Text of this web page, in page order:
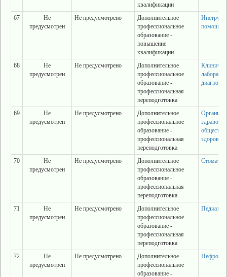
квалификации
67
Не
предусмотрен
Не предусмотрено
Дополнительное
профессиональное
образование -
повышение
квалификации
помощи
68
Не
предусмотрен
Не предусмотрено
Дополнительное
профессиональное
образование -
профессиональная
переподготовка
69
Не
предусмотрен
Не предусмотрено
Дополнительное
профессиональное
образование -
профессиональная
переподготовка
здоровье
70
Не
предусмотрен
Не предусмотрено
Дополнительное
профессиональное
образование -
профессиональная
переподготовка
71
Не
предусмотрен
Не предусмотрено
Дополнительное
профессиональное
образование -
профессиональная
переподготовка
72
Не
предусмотрен
Не предусмотрено
Дополнительное
профессиональное
образование -